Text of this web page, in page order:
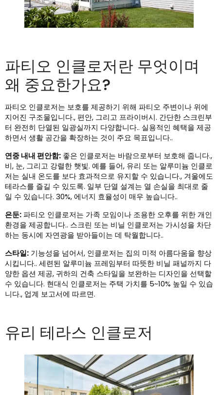
파티오 인클로저란 무엇이며
왜 중요한가요?
파티오 인클로저는 보호를 제공하기 위해 파티오 주변이나 위에
지어진 구조물입니다., 편안, 그리고 프라이버시. 간단한 스크린부
터 완전히 단열된 일광실까지 다양합니다.. 실용적인 혜택을 제공
하면서 생활 공간을 확장하는 것이 주요 목표입니다..
연중 내내 편안함: 좋은 인클로저는 바람으로부터 보호해 줍니다.,
비, 눈, 그리고 강렬한 햇빛. 예를 들어, 유리 또는 알루미늄 인클로
저는 실내 온도를 보다 효과적으로 유지할 수 있습니다., 겨울에도
테라스를 즐길 수 있도록. 일부 단열 설계는 열 손실을 최대로 줄
일 수 있습니다. 30%, 에너지 효율성이 매우 높습니다..
은둔: 파티오 인클로저는 가족 모임이나 조용한 오후를 위한 개인
환경을 제공합니다.. 스크린 또는 비닐 인클로저는 가시성을 차단
하는 동시에 자연광을 받아들이는 데 탁월합니다..
스타일: 기능성을 넘어서, 인클로저는 집의 미적 아름다움을 향상
시킵니다.. 세련된 알루미늄 프레임부터 따뜻한 비닐 패널까지 다
양한 옵션 제공, 귀하의 건축 스타일을 보완하는 디자인을 선택할
수 있습니다. 현대식 인클로저는 주택 가치를 5~10% 높일 수 있습
니다., 업계 보고서에 따르면.
유리 테라스 인클로저